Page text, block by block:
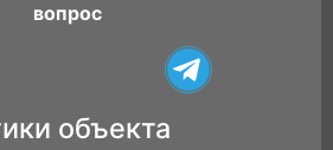
вопрос
объекта